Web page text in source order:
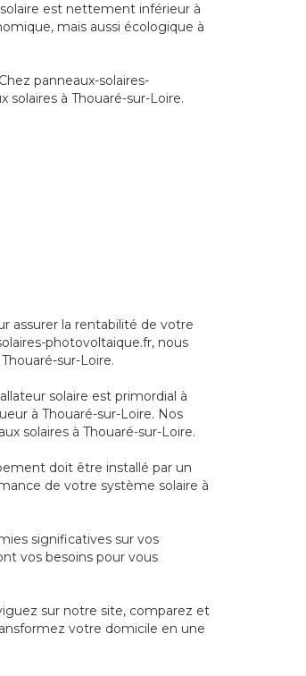
est nettement inférieur à
mais aussi écologique à
panneaux-solaires-
à Thouaré-sur-Loire.
assurer la rentabilité de votre
photovoltaique.fr, nous
sur-Loire.
solaire est primordial à
à Thouaré-sur-Loire. Nos
solaires à Thouaré-sur-Loire.
doit être installé par un
de votre système solaire à
significatives sur vos
vos besoins pour vous
sur notre site, comparez et
votre domicile en une